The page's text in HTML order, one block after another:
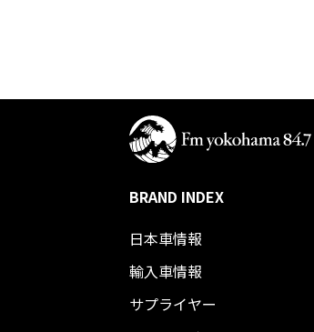
BRAND INDEX
日本車情報​
輸入車情報
サプライヤー